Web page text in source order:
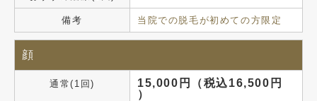
備考 当院での脱毛が初めての方限定
顔
通常(1回)
15,000円（税込16,500円
）